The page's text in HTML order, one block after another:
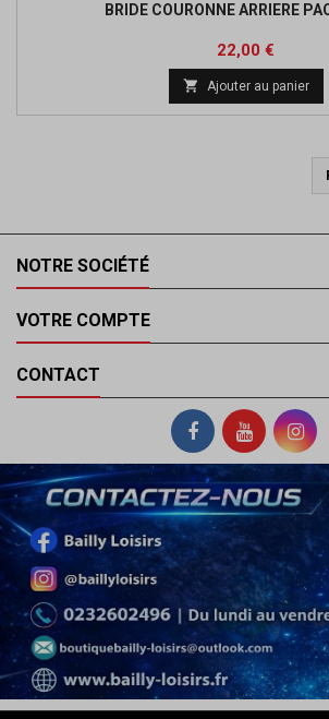
BRIDE COURONNE ARRIERE
Prix
22,00 €
 Ajouter au panier
NOTRE SOCIÉTÉ
VOTRE COMPTE
CONTACT